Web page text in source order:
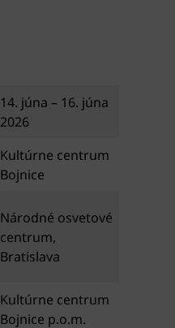
14. júna – 16. júna
2026
Kultúrne centrum
Bojnice
Národné osvetové
centrum,
Bratislava
Kultúrne centrum
Bojnice p.o.m.